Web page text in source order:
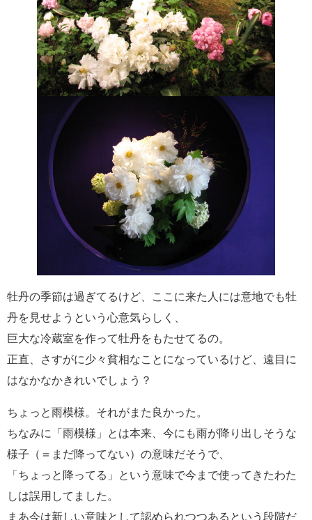
牡丹の季節は過ぎてるけど、ここに来た人には意地でも牡
丹を見せようという心意気らしく、
巨大な冷蔵室を作って牡丹をもたせてるの。
正直、さすがに少々貧相なことになっているけど、遠目に
はなかなかきれいでしょう？
ちょっと雨模様。それがまた良かった。
ちなみに「雨模様」とは本来、今にも雨が降り出しそうな
様子（＝まだ降ってない）の意味だそうで、
「ちょっと降ってる」という意味で今まで使ってきたわた
しは誤用してました。
まあ今は新しい意味として認められつつあるという段階だ